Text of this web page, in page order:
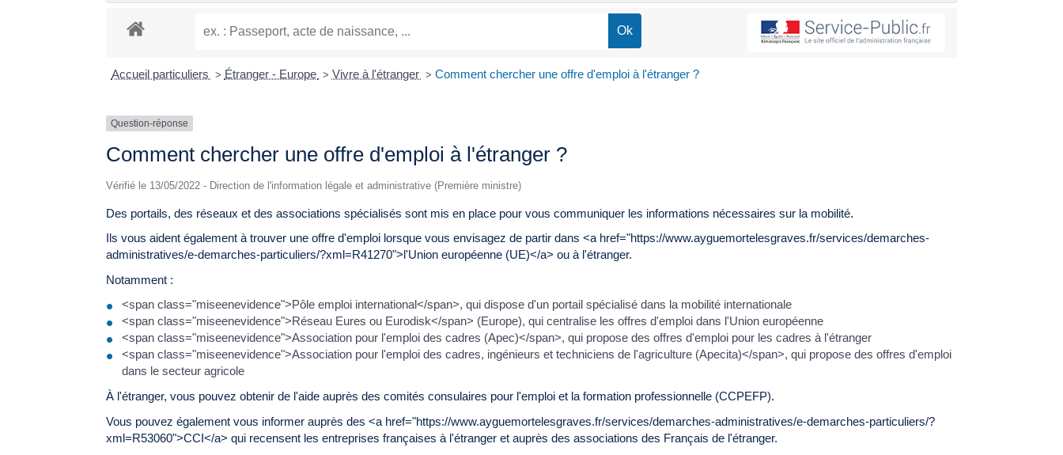
Accueil particuliers > Étranger - Europe > Vivre à l'étranger > Comment chercher une offre d'emploi à l'étranger ?
Question-réponse
Comment chercher une offre d'emploi à l'étranger ?
Vérifié le 13/05/2022 - Direction de l'information légale et administrative (Première ministre)
Des portails, des réseaux et des associations spécialisés sont mis en place pour vous communiquer les informations nécessaires sur la mobilité.
Ils vous aident également à trouver une offre d'emploi lorsque vous envisagez de partir dans <a href="https://www.ayguemortelesgraves.fr/services/demarches-
administratives/e-demarches-particuliers/?xml=R41270">l'Union européenne (UE)</a> ou à l'étranger.
Notamment :
<span class="miseenevidence">Pôle emploi international</span>, qui dispose d'un portail spécialisé dans la mobilité internationale
<span class="miseenevidence">Réseau Eures ou Eurodisk</span> (Europe), qui centralise les offres d'emploi dans l'Union européenne
<span class="miseenevidence">Association pour l'emploi des cadres (Apec)</span>, qui propose des offres d'emploi pour les cadres à l'étranger
<span class="miseenevidence">Association pour l'emploi des cadres, ingénieurs et techniciens de l'agriculture (Apecita)</span>, qui propose des offres d'emploi
dans le secteur agricole
À l'étranger, vous pouvez obtenir de l'aide auprès des comités consulaires pour l'emploi et la formation professionnelle (CCPEFP).
Vous pouvez également vous informer auprès des <a href="https://www.ayguemortelesgraves.fr/services/demarches-administratives/e-demarches-particuliers/?
xml=R53060">CCI</a> qui recensent les entreprises françaises à l'étranger et auprès des associations des Français de l'étranger.